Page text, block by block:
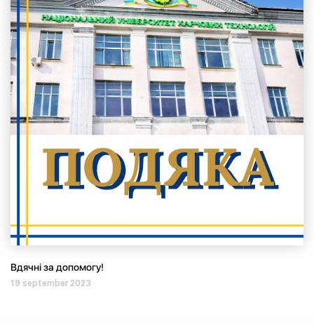
Вдячні за допомогу!
19 september 2023